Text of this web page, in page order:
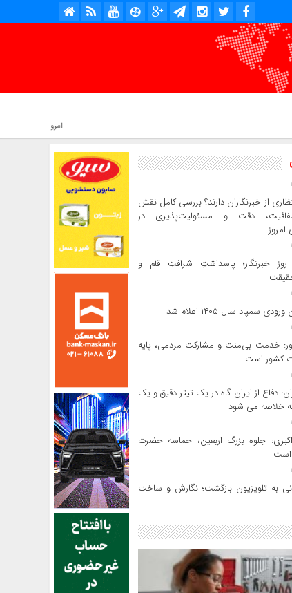
امروز : جمعه, ۱۶ مرداد , ۱۴۰۵ .::. برابر با : Friday, 7 August , 2026 .::. اخبار منتشر شده : 2 خبر
از خبرنگاران دارند؟ بررسی کامل نقش
دقت و مسئولیت‌پذیری در
امروز
روز خبرنگار؛ پاسداشتِ شرافتِ قلم و
سمپاد سال ۱۴۰۵ اعلام شد
خدمت بی‌منت و مشارکت مردمی، پایه
کشور است
دفاع از ایران گاه در یک تیتر دقیق و یک
خلاصه می شود
جلوه بزرگ اربعین، حماسه حضرت
به تلویزیون بازگشت؛ نگارش و ساخت